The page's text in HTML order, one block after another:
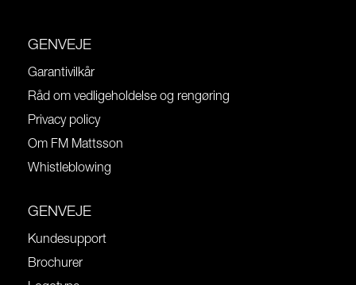
GENVEJE
Garantivilkår
Råd om vedligeholdelse og rengøring
Privacy policy
Om FM Mattsson
Whistleblowing
GENVEJE
Kundesupport
Brochurer